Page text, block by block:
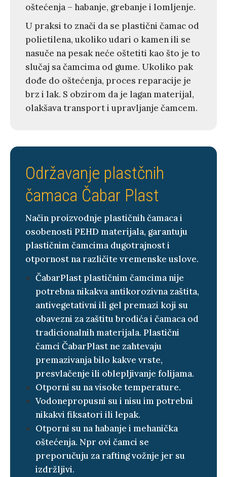
oštećenja – habanje, grebanje i lomljenje.
U praksi to znači da se plastični čamac od
polietilena, ukoliko udari o kamen ili se
nasuče na pesak neće oštetiti kao što je to
slučaj sa čamcima od gume. Ukoliko pak
dođe do oštećenja, proces reparacije je
brz i lak. S obzirom da je lagan materijal,
olakšava transport i upravljanje čamcem.
Održavanje plastčnih
čamaca Čabar Plast
Način proizvodnje plastičnih čamaca i
osobenosti PEHD materijala, garantuju
plastičnim čamcima dugotrajnost i
otpornost na različite vremenske uslove.
ČabarPlast plastičnim čamcima nije
potrebna nikakva antikorozivna zaštita,
antivegetativni ili gel premazi koji su
obavezni za zaštitu brodića i čamaca od
tradicionalnih materijala. Plastični
čamci ČabarPlast ne zahtevaju
premazivanja bilo kakve vrste,
presvlačenje ili oblepljivanje folijama.
Otporni su na visoke temperature.
Vodonepropusni su i nisu im potrebni
nikakvi fiksatori ili lepak.
Otporni su na habanje i mehanička
oštećenja. Npr ovi čamci se
preporučuju za rafting vožnje jer su
izdržljivi.